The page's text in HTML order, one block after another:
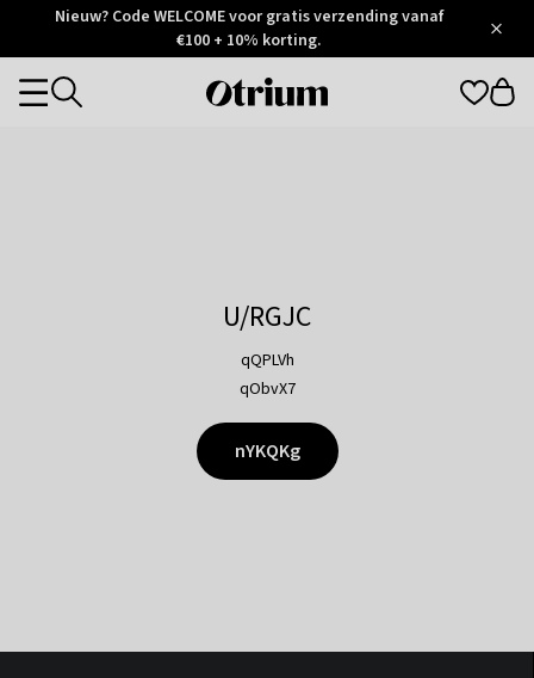
Otrium
Trustpilot
Nieuw? Code WELCOME voor gratis verzending vanaf
€100 + 10% korting.
Otrium
Categories
U/RGJC
qQPLVh
qObvX7
nYKQKg